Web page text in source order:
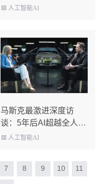
源转向Gemini
人工智能AI
马斯克最激进深度访
谈：5年后AI超越全人
类，金钱与工作将彻底
人工智能AI
7 8 9 10 11